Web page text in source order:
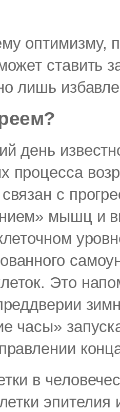
оптимизму,
ставить
лишь
день
процесса
с
мышц и
Это
часы»
в